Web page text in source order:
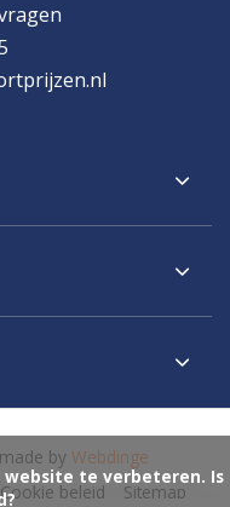
beleid Sitemap
by Webdinge